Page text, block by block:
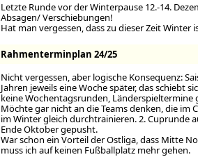
Letzte Runde vor der Winterpause 12.-14.
Absagen/ Verschiebungen!
Hat man vergessen, dass zu dieser Zeit Winter
Rahmenterminplan 24/25
Nicht vergessen, aber logische Konsequenz:
Jahren jeweils eine Woche später, das schiebt
keine Wochentagsrunden, Länderspieltermine
Möchte gar nicht an die Teams denken, die im
im Winter gleich durchtrainieren. 2. Cuprunde
Ende Oktober gepusht.
War schon ein Vorteil der Ostliga, dass Mitte
muss ich auf keinen Fußballplatz mehr gehen.